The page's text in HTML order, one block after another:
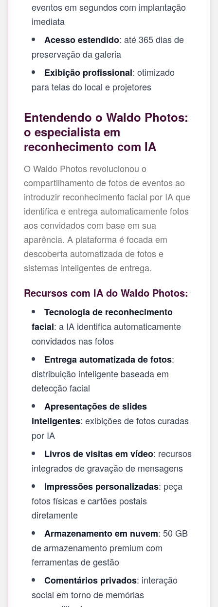
eventos em segundos com implantação
imediata
Acesso estendido: até 365 dias de
preservação da galeria
Exibição profissional: otimizado
para telas do local e projetores
Entendendo o Waldo Photos:
o especialista em
reconhecimento com IA
O Waldo Photos revolucionou o
compartilhamento de fotos de eventos ao
introduzir reconhecimento facial por IA que
identifica e entrega automaticamente fotos
aos convidados com base em sua
aparência. A plataforma é focada em
descoberta automatizada de fotos e
sistemas inteligentes de entrega.
Recursos com IA do Waldo Photos:
Tecnologia de reconhecimento
facial: a IA identifica automaticamente
convidados nas fotos
Entrega automatizada de fotos:
distribuição inteligente baseada em
detecção facial
Apresentações de slides
inteligentes: exibições de fotos curadas
por IA
Livros de visitas em vídeo: recursos
integrados de gravação de mensagens
Impressões personalizadas: peça
fotos físicas e cartões postais
diretamente
Armazenamento em nuvem: 50 GB
de armazenamento premium com
ferramentas de gestão
Comentários privados: interação
social em torno de memórias